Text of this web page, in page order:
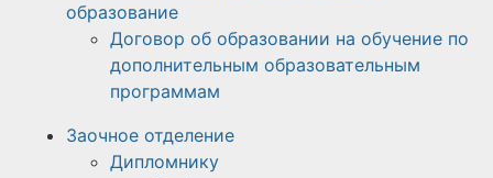
образование
Договор об образовании на обучение по
дополнительным образовательным
программам
Заочное отделение
Дипломнику